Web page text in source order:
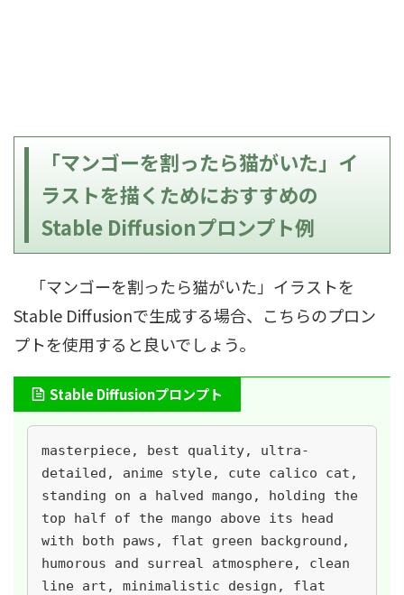
「マンゴーを割ったら猫がいた」イ
ラストを描くためにおすすめの
Stable Diffusionプロンプト例
「マンゴーを割ったら猫がいた」イラストを
Stable Diffusionで生成する場合、こちらのプロン
プトを使用すると良いでしょう。
Stable Diffusionプロンプト
masterpiece, best quality, ultra-
detailed, anime style, cute calico cat,
standing on a halved mango, holding the
top half of the mango above its head
with both paws, flat green background,
humorous and surreal atmosphere, clean
line art, minimalistic design, flat